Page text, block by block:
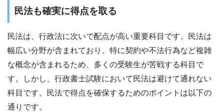
民法も確実に得点を取る
民法は、行政法に次いで配点が高い重要科目です。民法は
幅広い分野が含まれており、特に契約や不法行為など複雑
な概念が含まれるため、多くの受験生が苦戦する科目で
す。しかし、行政書士試験において民法は避けて通れない
科目です。民法で得点を確保するためのポイントは以下の
通りです。